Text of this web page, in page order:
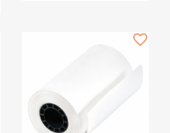
favorite_border